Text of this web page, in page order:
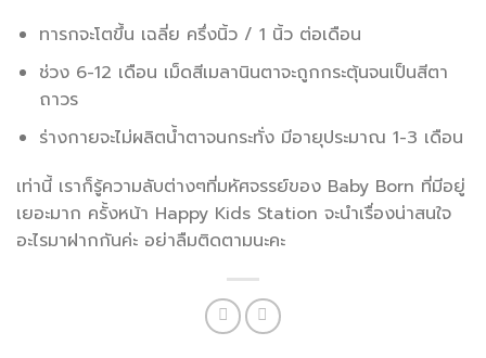
ทารกจะโตขึ้น เฉลี่ย ครึ่งนิ้ว / 1 นิ้ว ต่อเดือน
ช่วง 6-12 เดือน เม็ดสีเมลานินตาจะถูกกระตุ้นจนเป็นสีตา
ถาวร
ร่างกายจะไม่ผลิตน้ำตาจนกระทั่ง มีอายุประมาณ 1-3 เดือน
เท่านี้ เราก็รู้ความลับต่างๆที่มหัศจรรย์ของ Baby Born ที่มีอยู่
เยอะมาก ครั้งหน้า Happy Kids Station จะนำเรื่องน่าสนใจ
อะไรมาฝากกันค่ะ อย่าลืมติดตามนะคะ